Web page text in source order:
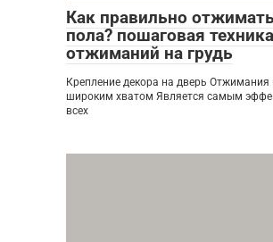
Как правильно
пола? пошаговая техника
отжиманий на грудь
Крепление декора на дверь Отжимания
широким хватом Является самым
всех